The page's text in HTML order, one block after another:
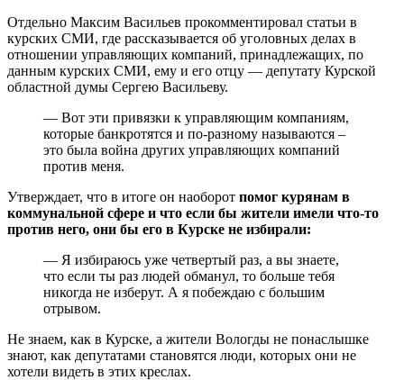
Отдельно Максим Васильев прокомментировал статьи в
курских СМИ, где рассказывается об уголовных делах в
отношении управляющих компаний, принадлежащих, по
данным курских СМИ, ему и его отцу — депутату Курской
областной думы Сергею Васильеву.
— Вот эти привязки к управляющим компаниям,
которые банкротятся и по-разному называются –
это была война других управляющих компаний
против меня.
Утверждает, что в итоге он наоборот помог курянам в
коммунальной сфере и что если бы жители имели что-то
против него, они бы его в Курске не избирали:
— Я избираюсь уже четвертый раз, а вы знаете,
что если ты раз людей обманул, то больше тебя
никогда не изберут. А я побеждаю с большим
отрывом.
Не знаем, как в Курске, а жители Вологды не понаслышке
знают, как депутатами становятся люди, которых они не
хотели видеть в этих креслах.